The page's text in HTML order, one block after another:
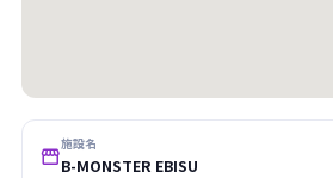
施設名
B-MONSTER EBISU